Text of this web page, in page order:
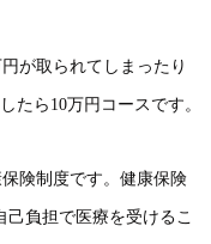
が取られてしまったり
たら10万円コースです。
険制度です。健康保険
負担で医療を受けるこ